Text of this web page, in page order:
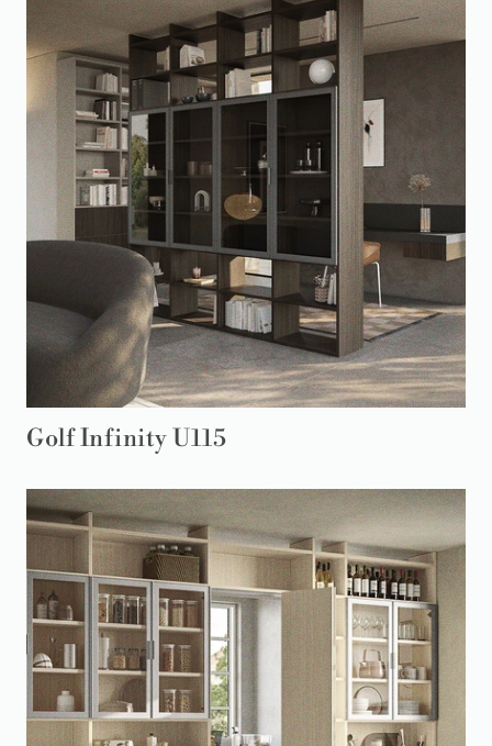
Golf Infinity U115